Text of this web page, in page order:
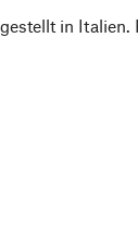
in Italien.